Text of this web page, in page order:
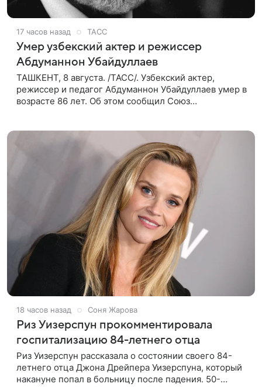
17 часов назад ТАСС
Умер узбекский актер и режиссер
Абдуманнон Убайдуллаев
ТАШКЕНТ, 8 августа. /ТАСС/. Узбекский актер,
режиссер и педагог Абдуманнон Убайдуллаев умер в
возрасте 86 лет. Об этом сообщил Союз
18 часов назад Соня Жарова
Риз Уизерспун прокомментировала
госпитализацию 84-летнего отца
Риз Уизерспун рассказала о состоянии своего 84-
летнего отца Джона Дрейпера Уизерспуна, который
накануне попал в больницу после падения. 50-